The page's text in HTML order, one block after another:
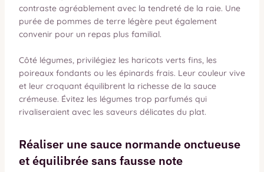
contraste agréablement avec la tendreté de la raie. Une
purée de pommes de terre légère peut également
convenir pour un repas plus familial.
Côté légumes, privilégiez les haricots verts fins, les
poireaux fondants ou les épinards frais. Leur couleur vive
et leur croquant équilibrent la richesse de la sauce
crémeuse. Évitez les légumes trop parfumés qui
rivaliseraient avec les saveurs délicates du plat.
Réaliser une sauce normande onctueuse
et équilibrée sans fausse note